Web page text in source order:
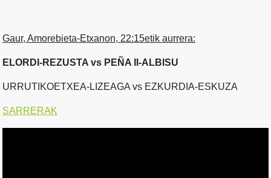
Gaur, Amorebieta-Etxanon, 22:15etik aurrera:
ELORDI-REZUSTA vs PEÑA II-ALBISU
URRUTIKOETXEA-LIZEAGA vs EZKURDIA-ESKUZA
SARRERAK